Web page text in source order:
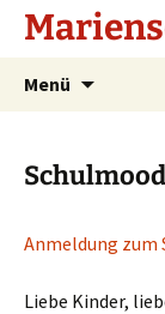
Menü
Anmeldung zum
Liebe Kinder,